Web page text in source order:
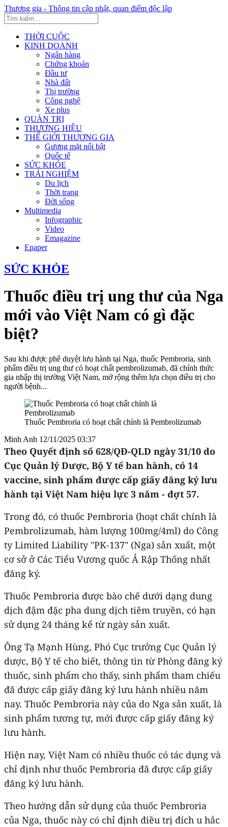
Thương gia - Thông tin cập nhật, quan điểm độc lập
THỜI CUỘC
KINH DOANH
Ngân hàng
Chứng khoán
Đầu tư
Nhà đất
Thị trường
Công nghệ
Xe plus
QUẢN TRỊ
THƯƠNG HIỆU
THẾ GIỚI THƯƠNG GIA
Gương mặt nổi bật
Quốc tế
SỨC KHỎE
TRẢI NGHIỆM
Du lịch
Thời trang
Đời sống
Multimedia
Infographic
Video
Emagazine
Epaper
SỨC KHỎE
Thuốc điều trị ung thư của Nga
mới vào Việt Nam có gì đặc
biệt?
Sau khi được phê duyệt lưu hành tại Nga, thuốc Pembroria, sinh
phẩm điều trị ung thư có hoạt chất pembrolizumab, đã chính thức
gia nhập thị trường Việt Nam, mở rộng thêm lựa chọn điều trị cho
người bệnh...
Thuốc Pembroria có hoạt chất chính là Pembrolizumab
Minh Anh 12/11/2025 03:37
Theo Quyết định số 628/QĐ-QLD ngày 31/10 do
Cục Quản lý Dược, Bộ Y tế ban hành, có 14
vaccine, sinh phẩm được cấp giấy đăng ký lưu
hành tại Việt Nam hiệu lực 3 năm - đợt 57.
Trong đó, có thuốc Pembroria (hoạt chất chính là
Pembrolizumab, hàm lượng 100mg/4ml) do Công
ty Limited Liability "PK-137" (Nga) sản xuất, một
cơ sở ở Các Tiểu Vương quốc Ả Rập Thống nhất
đăng ký.
Thuốc Pembroria được bào chế dưới dạng dung
dịch đậm đặc pha dung dịch tiêm truyền, có hạn
sử dụng 24 tháng kể từ ngày sản xuất.
Ông Tạ Mạnh Hùng, Phó Cục trưởng Cục Quản lý
dược, Bộ Y tế cho biết, thông tin từ Phòng đăng ký
thuốc, sinh phẩm cho thấy, sinh phẩm tham chiếu
đã được cấp giấy đăng ký lưu hành nhiều năm
nay. Thuốc Pembroria này của do Nga sản xuất, là
sinh phẩm tương tự, mới được cấp giấy đăng ký
lưu hành.
Hiện nay, Việt Nam có nhiều thuốc có tác dụng và
chỉ định như thuốc Pembroria đã được cấp giấy
đăng ký lưu hành.
Theo hướng dẫn sử dụng của thuốc Pembroria
của Nga, thuốc này có chỉ định điều trị đích u hắc